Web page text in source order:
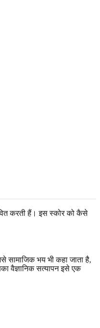
करती हैं। इस स्कोर को कैसे
सामाजिक भय भी कहा जाता है,
वैज्ञानिक सत्यापन इसे एक